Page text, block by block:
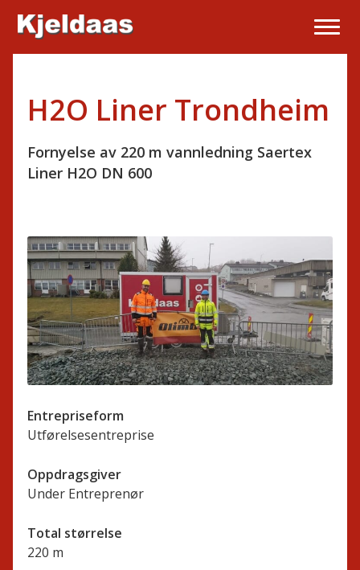
H2O Liner Trondheim
Fornyelse av 220 m vannledning Saertex
Liner H2O DN 600
Entrepriseform
Utførelsesentreprise
Oppdragsgiver
Under Entreprenør
Total størrelse
220 m